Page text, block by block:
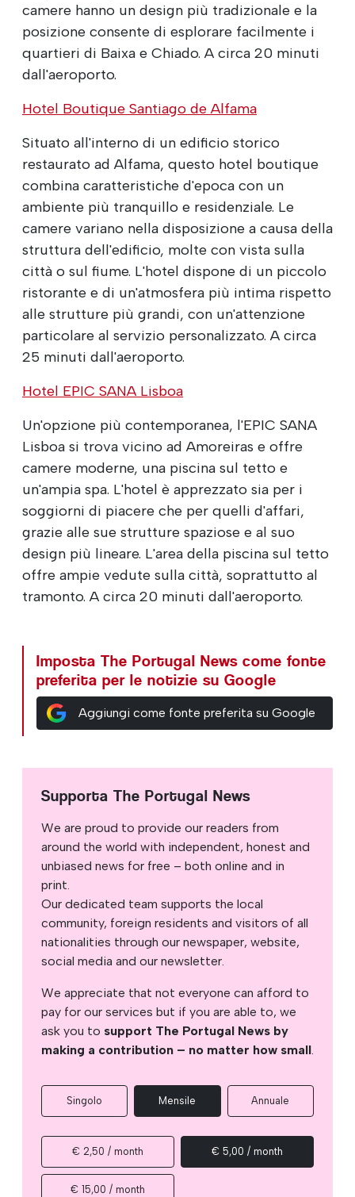
camere hanno un design più tradizionale e la
posizione consente di esplorare facilmente i
quartieri di Baixa e Chiado. A circa 20 minuti
dall'aeroporto.
Hotel Boutique Santiago de Alfama
Situato all'interno di un edificio storico
restaurato ad Alfama, questo hotel boutique
combina caratteristiche d'epoca con un
ambiente più tranquillo e residenziale. Le
camere variano nella disposizione a causa della
struttura dell'edificio, molte con vista sulla
città o sul fiume. L'hotel dispone di un piccolo
ristorante e di un'atmosfera più intima rispetto
alle strutture più grandi, con un'attenzione
particolare al servizio personalizzato. A circa
25 minuti dall'aeroporto.
Hotel EPIC SANA Lisboa
Un'opzione più contemporanea, l'EPIC SANA
Lisboa si trova vicino ad Amoreiras e offre
camere moderne, una piscina sul tetto e
un'ampia spa. L'hotel è apprezzato sia per i
soggiorni di piacere che per quelli d'affari,
grazie alle sue strutture spaziose e al suo
design più lineare. L'area della piscina sul tetto
offre ampie vedute sulla città, soprattutto al
tramonto. A circa 20 minuti dall'aeroporto.
Imposta The Portugal News come fonte
preferita per le notizie su Google
Aggiungi come fonte preferita su Google
Supporta The Portugal News
We are proud to provide our readers from
around the world with independent, honest and
unbiased news for free – both online and in
print.
Our dedicated team supports the local
community, foreign residents and visitors of all
nationalities through our newspaper, website,
social media and our newsletter.
We appreciate that not everyone can afford to
pay for our services but if you are able to, we
ask you to support The Portugal News by
making a contribution – no matter how small.
Singolo Mensile Annuale
€ 2,50 / month € 5,00 / month
€ 15,00 / month